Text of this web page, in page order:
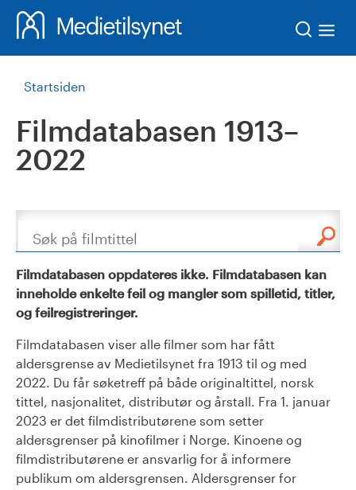
Startsiden
Filmdatabasen 1913–
2022
Søk
Filmdatabasen oppdateres ikke. Filmdatabasen kan
inneholde enkelte feil og mangler som spilletid, titler,
og feilregistreringer.
Filmdatabasen viser alle filmer som har fått
aldersgrense av Medietilsynet fra 1913 til og med
2022. Du får søketreff på både originaltittel, norsk
tittel, nasjonalitet, distributør og årstall. Fra 1. januar
2023 er det filmdistributørene som setter
aldersgrenser på kinofilmer i Norge. Kinoene og
filmdistributørene er ansvarlig for å informere
publikum om aldersgrensen. Aldersgrenser for